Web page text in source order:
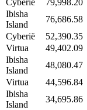
Ibisha
Island
76,686.58
Cyberië
52,390.35
Virtua
49,402.09
Ibisha
Island
48,080.47
Virtua
44,596.84
Ibisha
Island
34,695.86